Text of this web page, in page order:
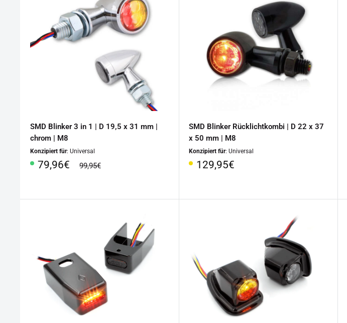
SMD Blinker 3 in 1 | D 19,5 x 31 mm |
chrom | M8
Konzipiert für: Universal
Sonderpreis
79,96€ Normalpreis
99,95€
SMD Blinker Rücklichtkombi | D 22 x 37
x 50 mm | M8
Konzipiert für: Universal
Sonderpreis
129,95€